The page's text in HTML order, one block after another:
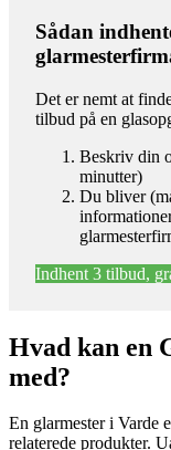
Sådan
Det er nemt at
tilbud på en
Beskriv din
minutter)
Du bliver
Indhent 3 tilbud,
Hvad kan en
med?
En glarmester i Varde
relaterede produkter.